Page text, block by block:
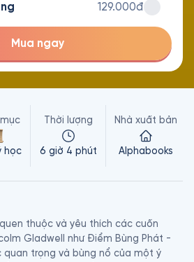
129.000đ
Mua ngay
học
Thời lượng
6 giờ 4 phút
Nhà xuất bản
Alphabooks
thuộc và yêu thích các cuốn
Gladwell như Điểm Bùng Phát -
quan trọng và bùng nổ của một ý